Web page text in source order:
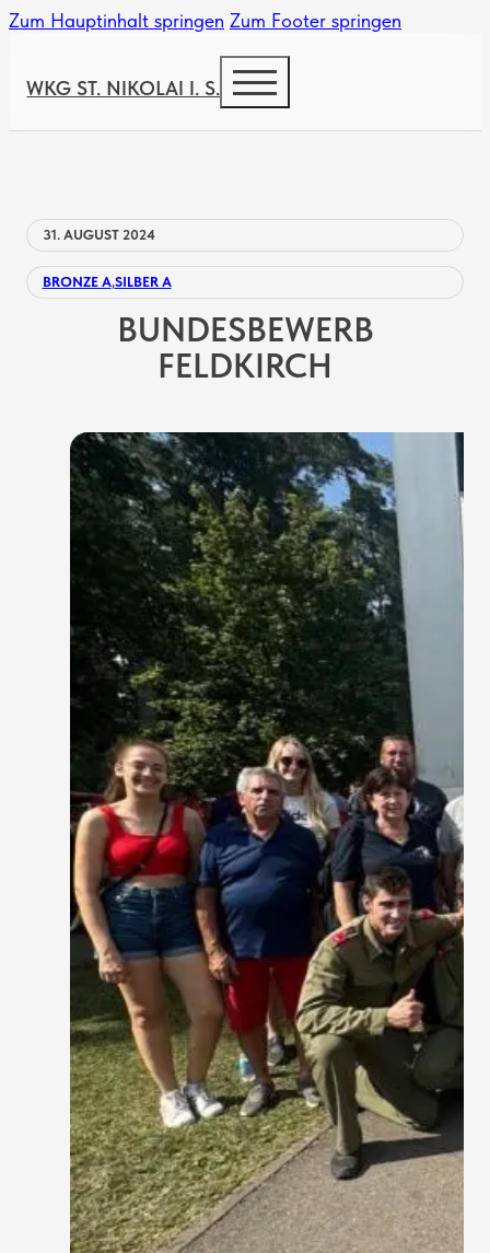
Zum Hauptinhalt springen Zum Footer springen
WKG ST. NIKOLAI I. S.
31. AUGUST 2024
BRONZE A,SILBER A
BUNDESBEWERB
FELDKIRCH